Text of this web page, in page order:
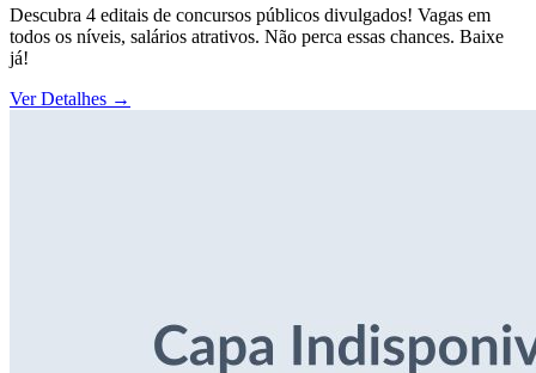
Descubra 4 editais de concursos públicos divulgados! Vagas em
todos os níveis, salários atrativos. Não perca essas chances. Baixe
já!
Ver Detalhes →